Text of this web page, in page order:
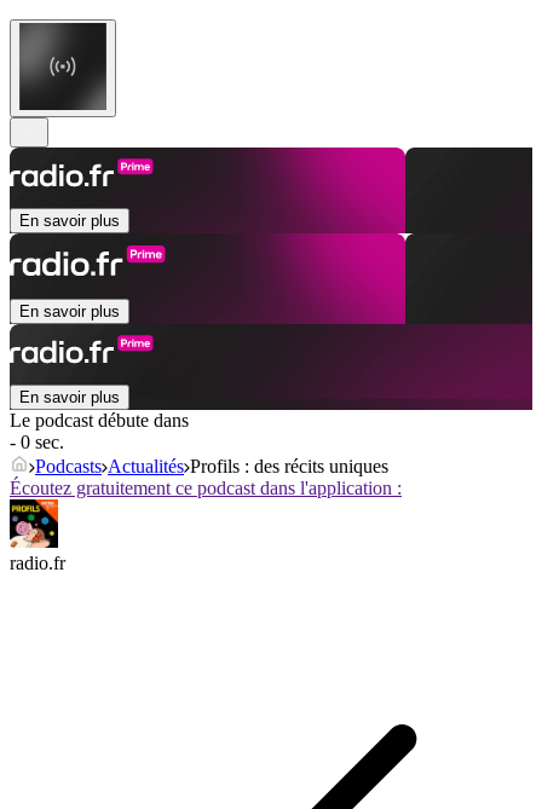
En savoir plus
En savoir plus
En savoir plus
Le podcast débute dans
- 0 sec.
Podcasts Actualités Profils : des récits uniques
Écoutez gratuitement ce podcast dans l'application :
radio.fr